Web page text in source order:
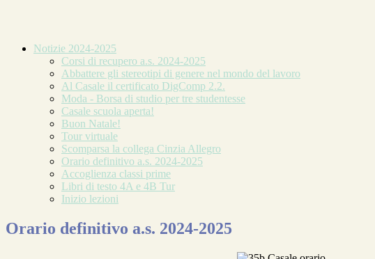
Notizie 2024-2025
Corsi di recupero a.s. 2024-2025
Abbattere gli stereotipi di genere nel mondo del lavoro
Al Casale il certificato DigComp 2.2.
Moda - Borsa di studio per tre studentesse
Casale scuola aperta!
Buon Natale!
Tour virtuale
Scomparsa la collega Cinzia Allegro
Orario definitivo a.s. 2024-2025
Accoglienza classi prime
Libri di testo 4A e 4B Tur
Inizio lezioni
Orario definitivo a.s. 2024-2025